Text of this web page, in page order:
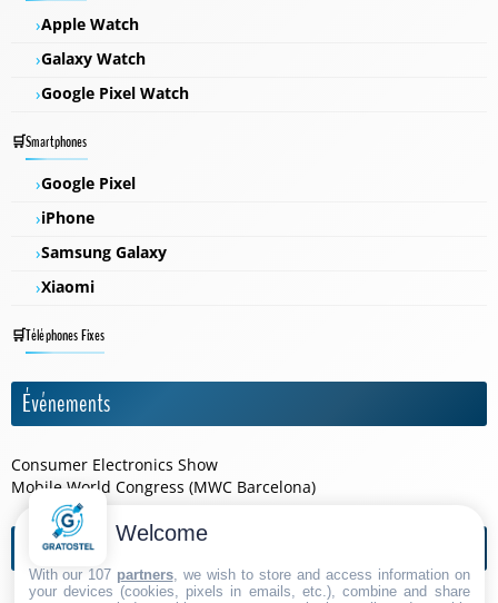
Apple Watch
Galaxy Watch
Google Pixel Watch
Smartphones
Google Pixel
iPhone
Samsung Galaxy
Xiaomi
Téléphones Fixes
Événements
Consumer Electronics Show
Mobile World Congress (MWC Barcelona)
Agendas de l'annéeWelcome
With our 107 partners, we wish to store and access information on
your devices (cookies, pixels in emails, etc.), combine and share